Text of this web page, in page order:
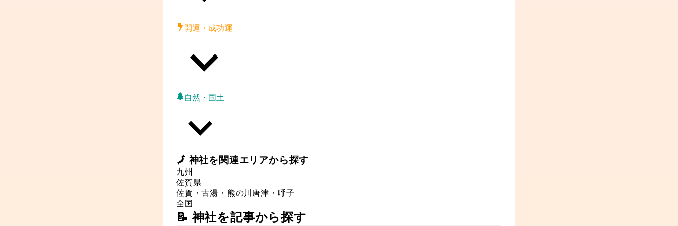
開運・成功運
自然・国土
🗾神社を関連エリアから探す
九州
佐賀県
佐賀・古湯・熊の川 唐津・呼子
全国
📝 神社を記事から探す